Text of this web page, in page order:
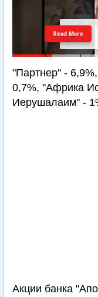
Read More
"Партнер" -
0,7%, "Африка
Иерушалаим" -
Акции банка